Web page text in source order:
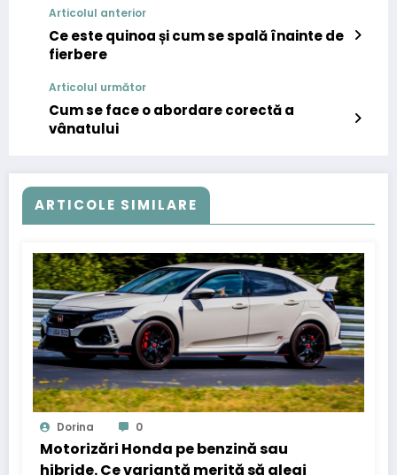
Articolul anterior
Ce este quinoa și cum se spală înainte de
fierbere
Articolul următor
Cum se face o abordare corectă a
vânatului
ARTICOLE SIMILARE
Dorina 0
Motorizări Honda pe benzină sau
hibride. Ce variantă merită să alegi